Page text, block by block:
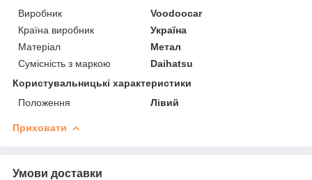
Виробник
Voodoocar
Країна виробник
Україна
Матеріал
Метал
Сумісність з маркою
Daihatsu
Користувальницькі характеристики
Положення
Лівий
Приховати
Умови доставки